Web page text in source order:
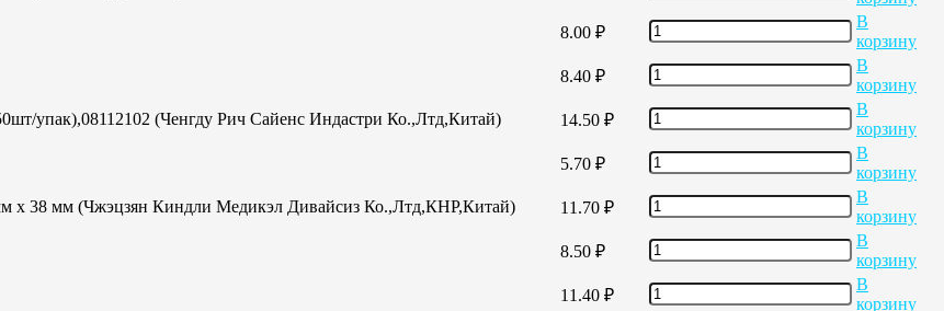
8.00 ₽
В
корзину
8.40 ₽
В
корзину
упак),08112102 (Ченгду Рич Сайенс Индастри Ко.,Лтд,Китай)
14.50 ₽
В
корзину
5.70 ₽
В
корзину
х 38 мм (Чжэцзян Киндли Медикэл Дивайсиз Ко.,Лтд,КНР,Китай)
11.70 ₽
В
корзину
8.50 ₽
В
корзину
11.40 ₽
В
корзину